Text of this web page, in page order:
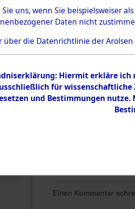
Einen Kommentar
Sie uns, wenn Sie beispielsweiser
Daten nicht
über die Datenrichtlinie der Arolsen
Hiermit erkläre ich
für
und Bestimmungen